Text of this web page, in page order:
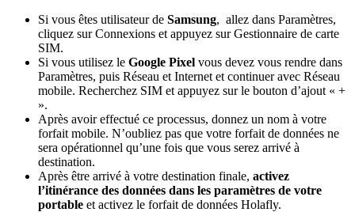
Si vous êtes utilisateur de Samsung, allez dans Paramètres,
cliquez sur Connexions et appuyez sur Gestionnaire de carte
SIM.
Si vous utilisez le Google Pixel vous devez vous rendre dans
Paramètres, puis Réseau et Internet et continuer avec Réseau
mobile. Recherchez SIM et appuyez sur le bouton d’ajout « +
».
Après avoir effectué ce processus, donnez un nom à votre
forfait mobile. N’oubliez pas que votre forfait de données ne
sera opérationnel qu’une fois que vous serez arrivé à
destination.
Après être arrivé à votre destination finale, activez
l’itinérance des données dans les paramètres de votre
portable et activez le forfait de données Holafly.